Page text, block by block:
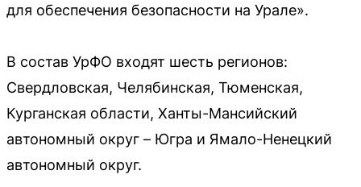
для обеспечения безопасности на Урале».
В состав УрФО входят шесть регионов:
Свердловская, Челябинская, Тюменская,
Курганская области, Ханты-Мансийский
автономный округ – Югра и Ямало-Ненецкий
автономный округ.